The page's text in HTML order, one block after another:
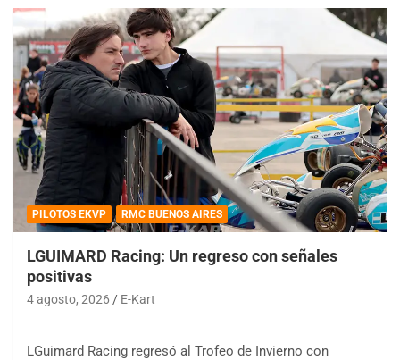
PILOTOS EKVP RMC BUENOS AIRES
LGUIMARD Racing: Un regreso con señales
positivas
4 agosto, 2026 E-Kart
LGuimard Racing regresó al Trofeo de Invierno con